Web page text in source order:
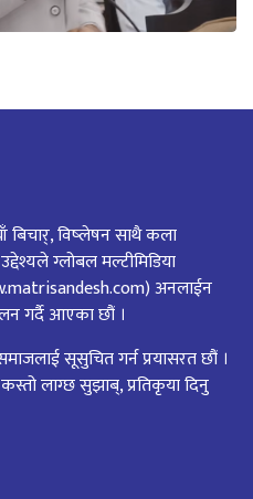
बिचार्, विष्लेषन साथै कला
ग्लोबल मल्टीमिडिया
अनलाईन
गर्दै आएका छौं ।
सूसुचित गर्न प्रयासरत छौं ।
लाग्छ सुझाब्, प्रतिकृया दिनु